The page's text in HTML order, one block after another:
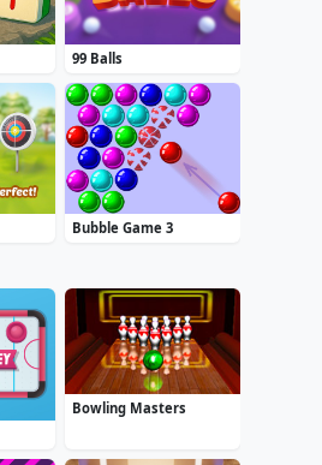
99 Balls
Bubble Game 3
Bowling Masters